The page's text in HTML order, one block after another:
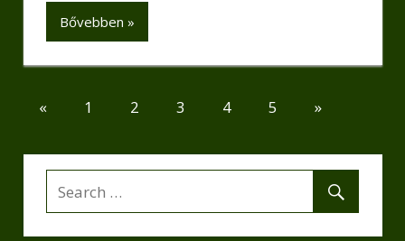
Bővebben »
Bejegyzések
lapozása
«Previous
1 2 3 4 5
Next
»